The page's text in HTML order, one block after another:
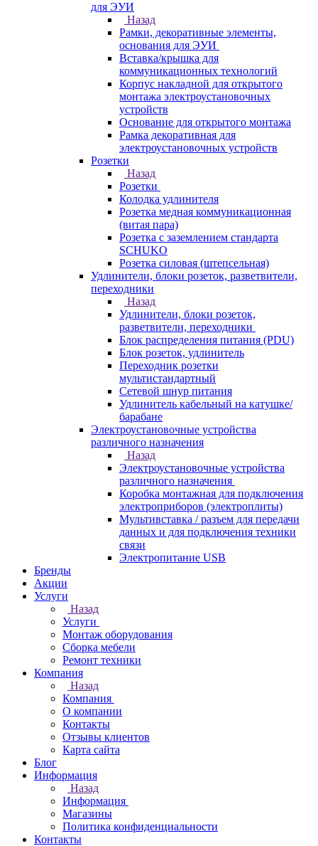
для ЭУИ
Назад
Рамки, декоративные элементы,
основания для ЭУИ
Вставка/крышка для
коммуникационных технологий
Корпус накладной для открытого
монтажа электроустановочных
устройств
Основание для открытого монтажа
Рамка декоративная для
электроустановочных устройств
Розетки
Назад
Розетки
Колодка удлинителя
Розетка медная коммуникационная
(витая пара)
Розетка с заземлением стандарта
SCHUKO
Розетка силовая (штепсельная)
Удлинители, блоки розеток, разветвители,
переходники
Назад
Удлинители, блоки розеток,
разветвители, переходники
Блок распределения питания (PDU)
Блок розеток, удлинитель
Переходник розетки
мультистандартный
Сетевой шнур питания
Удлинитель кабельный на катушке/
барабане
Электроустановочные устройства
различного назначения
Назад
Электроустановочные устройства
различного назначения
Коробка монтажная для подключения
электроприборов (электроплиты)
Мультивставка / разъем для передачи
данных и для подключения техники
связи
Электропитание USB
Бренды
Акции
Услуги
Назад
Услуги
Монтаж оборудования
Сборка мебели
Ремонт техники
Компания
Назад
Компания
О компании
Контакты
Отзывы клиентов
Карта сайта
Блог
Информация
Назад
Информация
Магазины
Политика конфиденциальности
Контакты